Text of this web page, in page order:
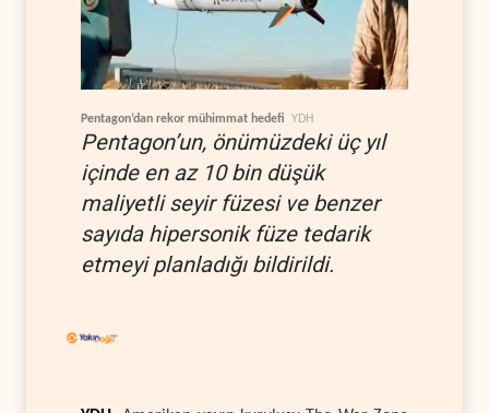
Pentagon’dan rekor mühimmat hedefi YDH
Pentagon’un, önümüzdeki üç yıl
içinde en az 10 bin düşük
maliyetli seyir füzesi ve benzer
sayıda hipersonik füze tedarik
etmeyi planladığı bildirildi.